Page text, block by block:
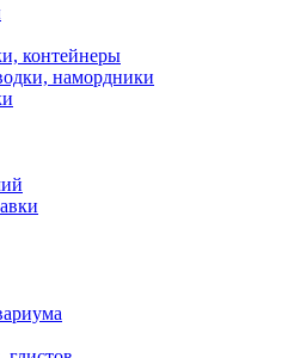
контейнеры
намордники